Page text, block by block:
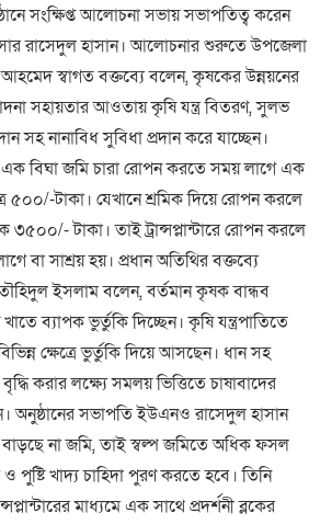
সংক্ষিপ্ত আলোচনা সভায় সভাপতিত্ব করেন
রাসেদুল হাসান। আলোচনার শুরুতে উপজেলা
স্বাগত বক্তব্যে বলেন, কৃষকের উন্নয়নের
সহায়তার আওতায় কৃষি যন্ত্র বিতরণ, সুলভ
সহ নানাবিধ সুবিধা প্রদান করে যাচ্ছেন।
এক বিঘা জমি চারা রোপন করতে সময় লাগে এক
৫০০/-টাকা। যেখানে শ্রমিক দিয়ে রোপন করলে
টাকা। তাই ট্রান্সপ্লান্টারে রোপন করলে
বা সাশ্রয় হয়। প্রধান অতিথির বক্তব্যে
ইসলাম বলেন, বর্তমান কৃষক বান্ধব
ব্যাপক ভুর্তুকি দিচ্ছেন। কৃষি যন্ত্রপাতিতে
ক্ষেত্রে ভুর্তুকি দিয়ে আসছেন। ধান সহ
করার লক্ষ্যে সমলয় ভিত্তিতে চাষাবাদের
অনুষ্ঠানের সভাপতি ইউএনও রাসেদুল হাসান
না জমি, তাই স্বল্প জমিতে অধিক ফসল
পুষ্টি খাদ্য চাহিদা পুরণ করতে হবে। তিনি
মাধ্যমে এক সাথে প্রদর্শনী ব্লকের